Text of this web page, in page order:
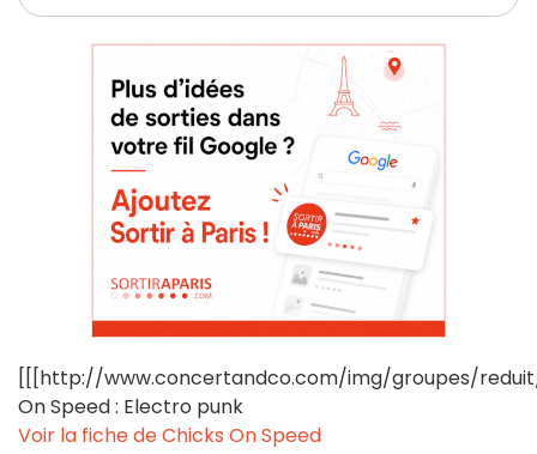
[[[http://www.concertandco.com/img/groupes/
On Speed : Electro punk
Voir la fiche de Chicks On Speed